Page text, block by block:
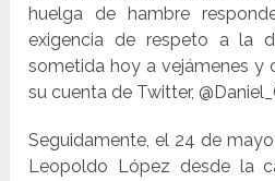
huelga de hambre
exigencia de respeto a la
sometida hoy a vejámenes y
su cuenta de Twitter,
Seguidamente, el 24 de
Leopoldo López desde la